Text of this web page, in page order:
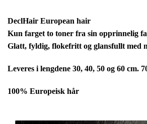
DeclHair European hair
Kun farget to toner fra sin opprinnelig
Glatt, fyldig, flokefritt og glansfullt med
Leveres i lengdene 30, 40, 50 og 60 cm.
100% Europeisk hår